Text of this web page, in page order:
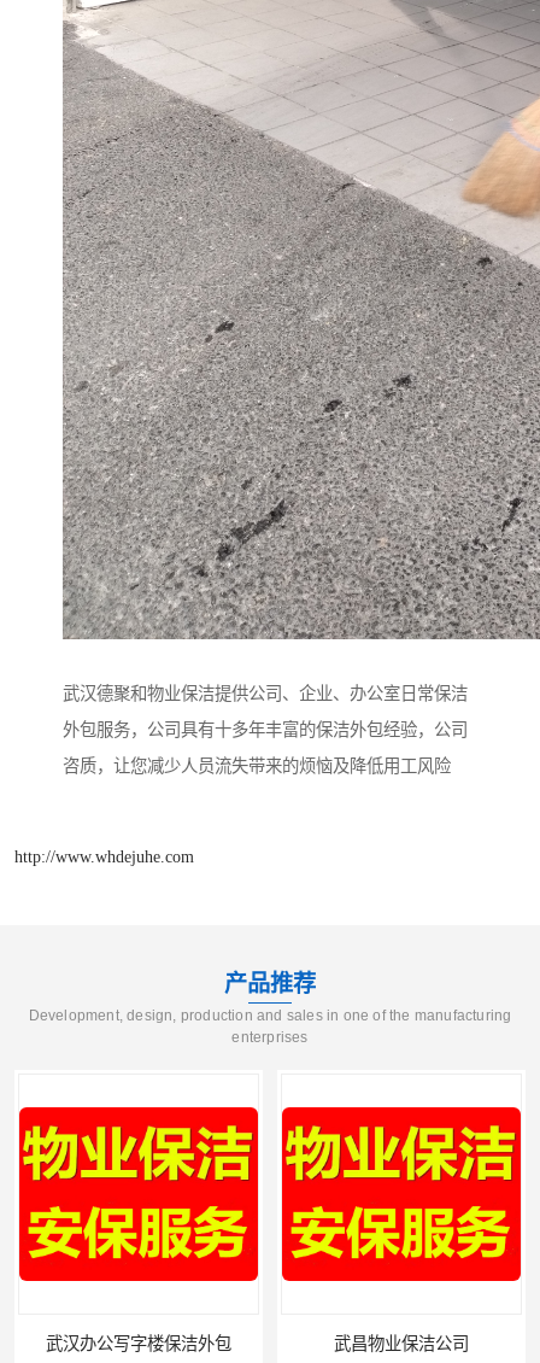
武汉德聚和物业保洁提供公司、企业、办公室日常保洁
外包服务，公司具有十多年丰富的保洁外包经验，公司
咨质，让您减少人员流失带来的烦恼及降低用工风险
http://www.whdejuhe.com
产品推荐
Development, design, production and sales in one of the manufacturing
enterprises
武昌物业保洁公司 武昌专业物业保洁